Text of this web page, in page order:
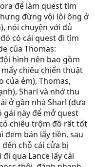
để làm quest tìm
đừng vội lôi ông ở
nói chuyện với đủ
có cái quest đi tìm
của Thomas:
hình nên bao gồm
chiêu chiến thuật
của ẻm), Thomas,
Sharl và nhớ thu
ở gần nhà Sharl (đưa
gái này để mở quest
chiêu trộm đồ rất tốt
đem bán lấy tiền, sau
chỗ cái cửa bị
qua Lance lấy cái